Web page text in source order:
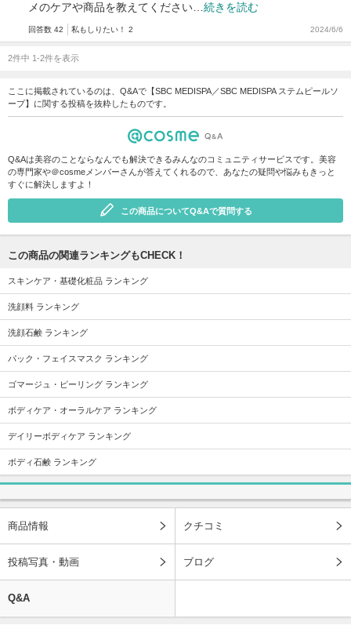
メのケアや商品を教えてください… 続きを読む
回答数 42 私もしりたい！ 2 2024/6/6
2件中 1-2件を表示
ここに掲載されているのは、Q&Aで【SBC MEDISPA／SBC MEDISPA ステムピールソ
ープ】に関する投稿を抜粋したものです。
Q&Aは美容のことならなんでも解決できるみんなのコミュニティサービスです。美容
の専門家や＠cosmeメンバーさんが答えてくれるので、あなたの疑問や悩みもきっと
すぐに解決しますよ！
この商品についてQ&Aで質問する
この商品の関連ランキングもCHECK！
スキンケア・基礎化粧品 ランキング
洗顔料 ランキング
洗顔石鹸 ランキング
パック・フェイスマスク ランキング
ゴマージュ・ピーリング ランキング
ボディケア・オーラルケア ランキング
デイリーボディケア ランキング
ボディ石鹸 ランキング
商品情報 クチコミ
投稿写真・動画 ブログ
Q&A